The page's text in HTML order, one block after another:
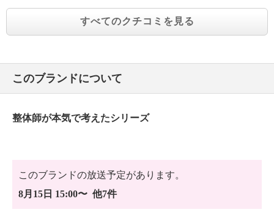
すべてのクチコミを見る
このブランドについて
整体師が本気で考えたシリーズ
このブランドの放送予定があります。
8月15日 15:00〜 他7件